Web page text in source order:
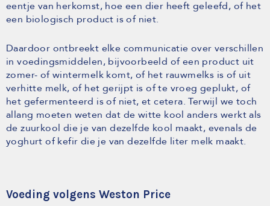
eentje van herkomst, hoe een dier heeft geleefd, of het
een biologisch product is of niet.
Daardoor ontbreekt elke communicatie over verschillen
in voedingsmiddelen, bijvoorbeeld of een product uit
zomer- of wintermelk komt, of het rauwmelks is of uit
verhitte melk, of het gerijpt is of te vroeg geplukt, of
het gefermenteerd is of niet, et cetera. Terwijl we toch
allang moeten weten dat de witte kool anders werkt als
de zuurkool die je van dezelfde kool maakt, evenals de
yoghurt of kefir die je van dezelfde liter melk maakt.
Voeding volgens Weston Price